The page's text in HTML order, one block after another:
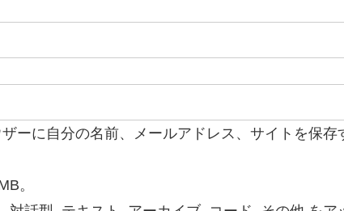
ーに自分の名前、メールアドレス、サイトを保存
。